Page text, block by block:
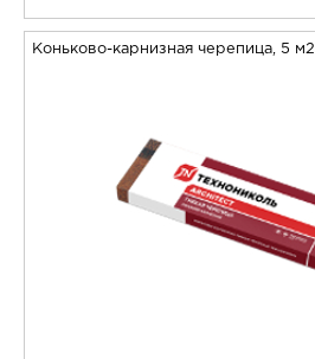
Коньково-карнизная черепица, 5 м2